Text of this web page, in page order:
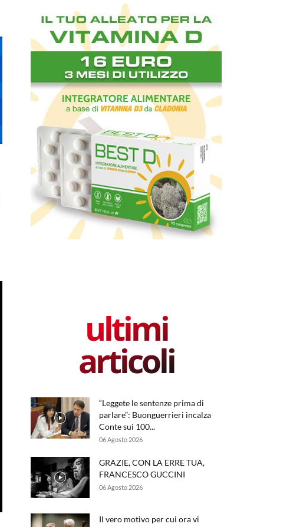
ultimi
articoli
“Leggete le sentenze prima di
parlare”: Buonguerrieri incalza
Conte sui 100...
06 Agosto 2026
GRAZIE, CON LA ERRE TUA,
FRANCESCO GUCCINI
06 Agosto 2026
Il vero motivo per cui ora vi